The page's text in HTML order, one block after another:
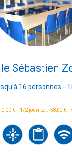
Sébastien
16 personnes -
€ - 1/2 journée : 58,00 € -